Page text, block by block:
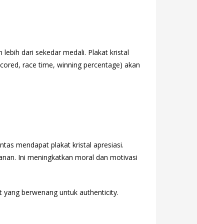
dari sekedar medali. Plakat kristal
race time, winning percentage) akan
mendapat plakat kristal apresiasi.
Ini meningkatkan moral dan motivasi
berwenang untuk authenticity.